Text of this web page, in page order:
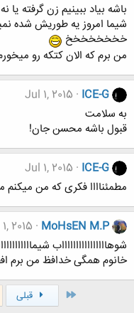
باشه بیاد ببینیم زن گرفته یا نه
شیما امروز یه طوریش شده
خخخخخخخخ
من برم که الان کتکه رو میخورم
ICE-G
Jul 1, 2015
به سلامت
قبول باشه محسن جان!
ICE-G
Jul 1, 2015
مطمئناااا فکری که من میکنم
MoHsEN M.P
2015
شوهااااااااااااااااب
خانوم همگی خدافظ من برم
اول قبلی